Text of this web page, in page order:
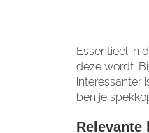
Essentieel in
deze wordt.
interessanter
ben je
Relevante